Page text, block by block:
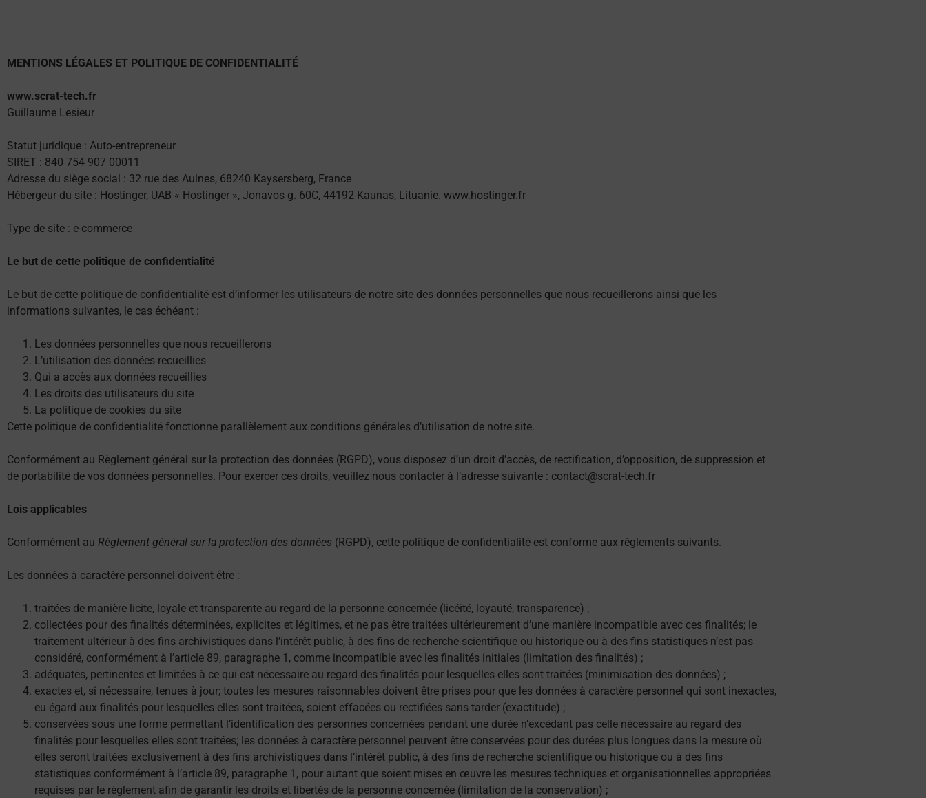
MENTIONS LÉGALES ET POLITIQUE DE CONFIDENTIALITÉ
www.scrat-tech.fr
Guillaume Lesieur
Statut juridique : Auto-entrepreneur
SIRET : 840 754 907 00011
Adresse du siège social : 32 rue des Aulnes, 68240 Kaysersberg, France
Hébergeur du site : Hostinger, UAB « Hostinger », Jonavos g. 60C, 44192 Kaunas, Lituanie. www.hostinger.fr
Type de site : e-commerce
Le but de cette politique de confidentialité
Le but de cette politique de confidentialité est d’informer les utilisateurs de notre site des données personnelles que nous recueillerons ainsi que les
informations suivantes, le cas échéant :
Les données personnelles que nous recueillerons
L’utilisation des données recueillies
Qui a accès aux données recueillies
Les droits des utilisateurs du site
La politique de cookies du site
Cette politique de confidentialité fonctionne parallèlement aux conditions générales d’utilisation de notre site.
Conformément au Règlement général sur la protection des données (RGPD), vous disposez d’un droit d’accès, de rectification, d’opposition, de suppression et
de portabilité de vos données personnelles. Pour exercer ces droits, veuillez nous contacter à l’adresse suivante : contact@scrat-tech.fr
Lois applicables
Conformément au Règlement général sur la protection des données (RGPD), cette politique de confidentialité est conforme aux règlements suivants.
Les données à caractère personnel doivent être :
traitées de manière licite, loyale et transparente au regard de la personne concernée (licéité, loyauté, transparence) ;
collectées pour des finalités déterminées, explicites et légitimes, et ne pas être traitées ultérieurement d’une manière incompatible avec ces finalités; le
traitement ultérieur à des fins archivistiques dans l’intérêt public, à des fins de recherche scientifique ou historique ou à des fins statistiques n’est pas
considéré, conformément à l’article 89, paragraphe 1, comme incompatible avec les finalités initiales (limitation des finalités) ;
adéquates, pertinentes et limitées à ce qui est nécessaire au regard des finalités pour lesquelles elles sont traitées (minimisation des données) ;
exactes et, si nécessaire, tenues à jour; toutes les mesures raisonnables doivent être prises pour que les données à caractère personnel qui sont inexactes,
eu égard aux finalités pour lesquelles elles sont traitées, soient effacées ou rectifiées sans tarder (exactitude) ;
conservées sous une forme permettant l’identification des personnes concernées pendant une durée n’excédant pas celle nécessaire au regard des
finalités pour lesquelles elles sont traitées; les données à caractère personnel peuvent être conservées pour des durées plus longues dans la mesure où
elles seront traitées exclusivement à des fins archivistiques dans l’intérêt public, à des fins de recherche scientifique ou historique ou à des fins
statistiques conformément à l’article 89, paragraphe 1, pour autant que soient mises en œuvre les mesures techniques et organisationnelles appropriées
requises par le règlement afin de garantir les droits et libertés de la personne concernée (limitation de la conservation) ;